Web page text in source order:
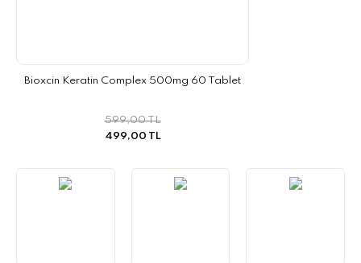
Bioxcin Keratin Complex 500mg 60 Tablet
499,00 TL
599,00 TL